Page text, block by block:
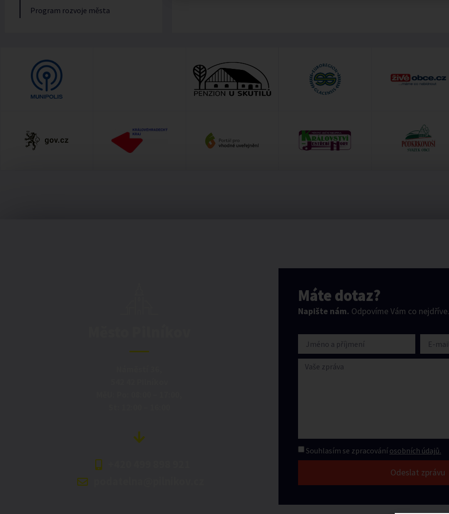
Program rozvoje města
Máte dotaz?
Napište nám. Odpovíme Vám co nejdříve.
Souhlasím se zpracování osobních údajů.
Odeslat zprávu